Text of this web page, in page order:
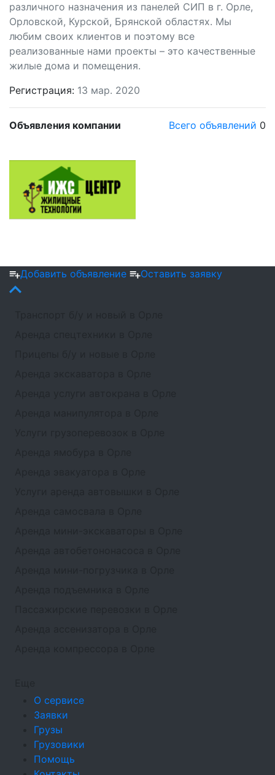
различного назначения из панелей СИП в г. Орле,
Орловской, Курской, Брянской областях. Мы
любим своих клиентов и поэтому все
реализованные нами проекты – это качественные
жилые дома и помещения.
Регистрация: 13 мар. 2020
Объявления компании Всего объявлений 0
Добавить объявление Оставить заявку
О сервисе
Заявки
Грузы
Грузовики
Помощь